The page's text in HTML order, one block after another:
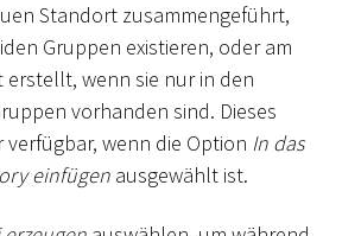
Standort zusammengeführt,
Gruppen existieren, oder am
wenn sie nur in den
vorhanden sind. Dieses
verfügbar, wenn die Option In das
einfügen ausgewählt ist.